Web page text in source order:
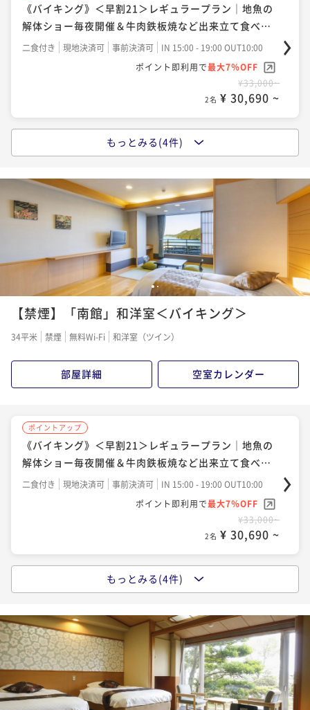
ポイントアップ
《バイキング》伊勢海老姿造り（国内産）一尾付き
二食付き 事前決済可
IN 15:00 - 19:00 OUT10:00
ポイント即利用で最大7％OFF
¥57,200~
2名 ¥ 53,196 ~
ポイントアップ
《バイキング》松阪牛石板焼（A4等級／約80グラム）
付き
IN 15:00 - 19:00 OUT10:00
最大7％OFF
¥55,000~
2名 ¥ 51,150 ~
《バイキング》伊勢海老姿造り（国内産）一尾付き
二食付き 事前決済可
IN 15:00 - 19:00 OUT10:00
ポイント即利用で最大7％OFF
2名
《バイキング》＜早割21＞レギュラープラン｜地魚の
解体ショー毎夜開催＆牛肉鉄板焼など出来立て食べ放
題
二食付き 現地決済可 事前決済可
IN 15:00 - 19:00 OUT10:00
ポイント即利用で最大7％OFF
¥33,000~
2名 ¥ 30,690 ~
《バイキング》レギュラープラン｜地魚の解体ショー
毎夜開催＆牛肉の鉄板焼など出来立て食べ放題
二食付き 現地決済可 事前決済可
IN 15:00 - 19:00 OUT10:00
ポイント即利用で
2名
ポイントアップ
《バイキング》ウェルカムベビー特典付き｜ベビーグ
ッズ貸出｜子育てママ応援♪赤ちゃん・お子様歓迎！
ポイント即利用で最大7％OFF
¥35,200~
ポイントアップ
《バイキング》松阪牛石板焼（A4等級／約80グラム）
付き
IN 15:00 - 19:00 OUT10:00
最大7％OFF
¥55,000~
2名 ¥ 51,150 ~
《バイキング》伊勢海老姿造り（国内産）一尾付き
二食付き 事前決済可
IN 15:00 - 19:00 OUT10:00
ポイント即利用で最大7％OFF
¥57,200~
2名 ¥ 53,196 ~
もっとみる(4件)
1 2
【禁煙】「南館」和洋室＜バイキング＞
34平米 禁煙 無料Wi-Fi 和洋室（ツイン）
部屋詳細 空室カレンダー
ポイントアップ
《バイキング》＜早割21＞レギュラープラン｜地魚の
解体ショー毎夜開催＆牛肉鉄板焼など出来立て食べ放
題
二食付き 現地決済可 事前決済可
IN 15:00 - 19:00 OUT10:00
ポイント即利用で最大7％OFF
¥33,000~
2名 ¥ 30,690 ~
《バイキング》レギュラープラン｜地魚の解体ショー
毎夜開催＆牛肉の鉄板焼など出来立て食べ放題
二食付き 現地決済可 事前決済可
IN 15:00 - 19:00 OUT10:00
ポイント即利用で最大7％OFF
¥35,200~
2名 ¥ 32,736 ~
もっとみる(4件)